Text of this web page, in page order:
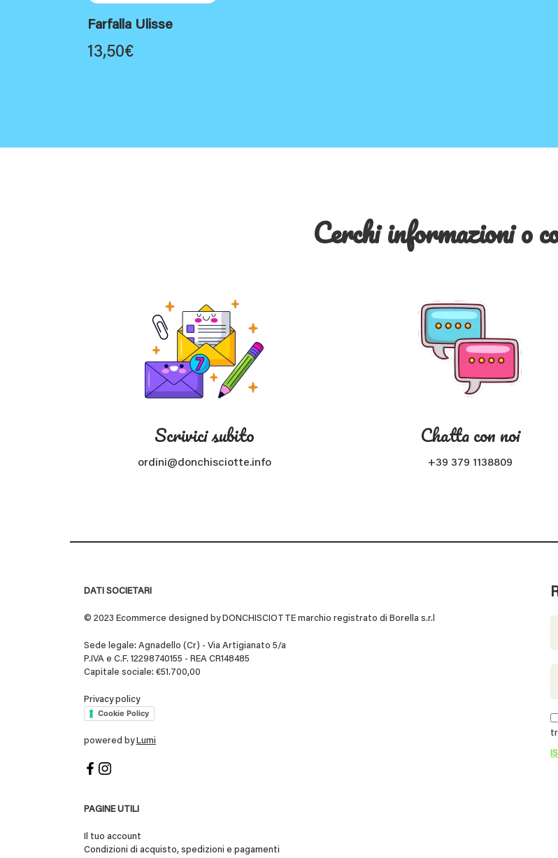
Farfalla Ulisse
13,50€
Cerchi informazioni o
Scrivici subito
ordini@donchisciotte.info
Chatta con noi
+39 379 1138809
DATI SOCIETARI
© 2023 Ecommerce designed by DONCHISCIOTTE marchio registrato di Borella s.r.l
Sede legale: Agnadello (Cr) - Via Artigianato 5/a
P.IVA e C.F. 12298740155 - REA CR148485
Capitale sociale: €51.700,00
Privacy policy
Cookie Policy
powered by Lumi
PAGINE UTILI
Il tuo account
Condizioni di acquisto, spedizioni e pagamenti